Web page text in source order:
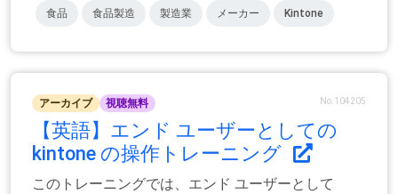
食品 食品製造 製造業 メーカー Kintone
アーカイブ 視聴無料 No.104205
【英語】エンド ユーザーとしての
kintone の操作トレーニング
このトレーニングでは、エンド ユーザーとして